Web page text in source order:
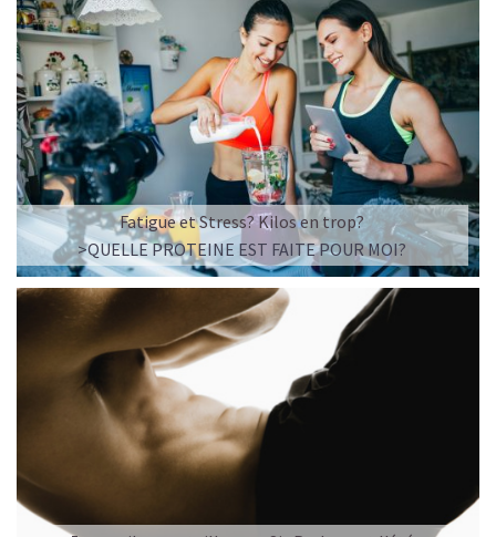
Fatigue et Stress? Kilos en trop?
>QUELLE PROTEINE EST FAITE POUR MOI?